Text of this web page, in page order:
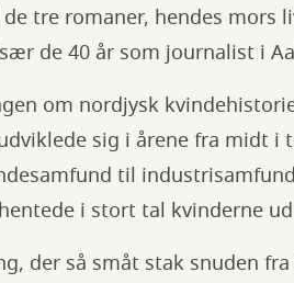
tre romaner, hendes mors
de 40 år som journalist i
om nordjysk
sig i årene fra midt i
til
i stort tal kvinderne
der så småt stak snuden